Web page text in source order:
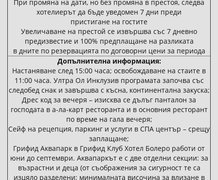
При промяна на дати, но без промяна в престоя, следва
хотелиерът да бъде уведомен 7 дни преди
пристигане на гостите
Увеличаване на престой се извършва със 7 дневно
предизвестие и 100% предплащане на разликата
в дните по резервацията по договорни цени за периода
Допълнителна информация:
Настаняване след 15:00 часа; освобождаване на стаите в
11:00 часа. Ултра Ол Инклузив програмата започва със
следобед снак и завършва с късна, континентална закуска;
Дрес код за вечеря – изисква се дълъг панталон за
господата в а-ла-карт ресторанта и в основния ресторант
по време на гала вечеря;
Сейф на рецепция, паркинг и услуги в СПА център – срещу
заплащане;
Грифид Аквапарк в Грифид Клуб Хотел Болеро работи от
юни до септември. Аквапаркът е с две отделни секции: за
възрастни и деца (от съображения за сигурност те са
изцяло разделени; минималната височина за влизане в